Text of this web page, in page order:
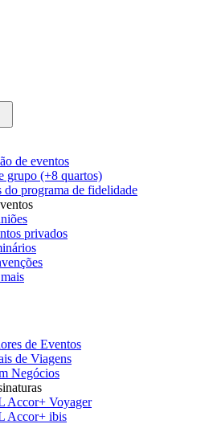
de eventos
grupo (+8 quartos)
do programa de fidelidade
privados
de Eventos
de Viagens
Negócios
Accor+ Voyager
Accor+ ibis